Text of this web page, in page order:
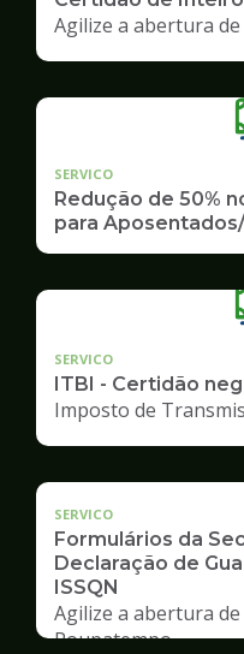
Agilize a abertura
SERVICO
Redução de 50%
para
SERVICO
ITBI - Certidão
Imposto de
SERVICO
Formulários da
Declaração de
ISSQN
Agilize a abertura
Poupatempo